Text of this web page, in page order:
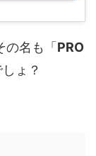
名も「 PRO
ょ？